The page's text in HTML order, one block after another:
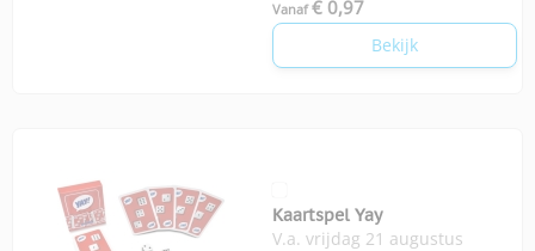
Vanaf € 0,97
Bekijk
Kaartspel Yay
V.a. vrijdag 21 augustus